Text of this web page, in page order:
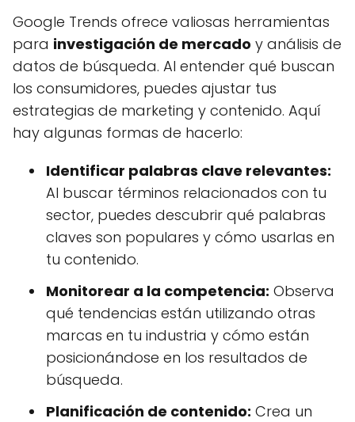
Google Trends ofrece valiosas herramientas
para investigación de mercado y análisis de
datos de búsqueda. Al entender qué buscan
los consumidores, puedes ajustar tus
estrategias de marketing y contenido. Aquí
hay algunas formas de hacerlo:
Identificar palabras clave relevantes:
Al buscar términos relacionados con tu
sector, puedes descubrir qué palabras
claves son populares y cómo usarlas en
tu contenido.
Monitorear a la competencia: Observa
qué tendencias están utilizando otras
marcas en tu industria y cómo están
posicionándose en los resultados de
búsqueda.
Planificación de contenido: Crea un